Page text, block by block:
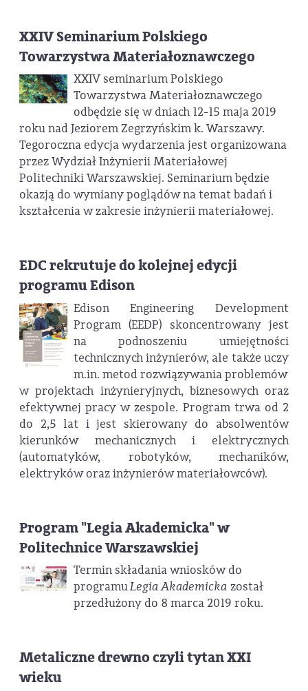
XXIV Seminarium Polskiego
Towarzystwa Materiałoznawczego
XXIV seminarium Polskiego
Towarzystwa Materiałoznawczego
odbędzie się w dniach 12-15 maja 2019
roku nad Jeziorem Zegrzyńskim k. Warszawy.
Tegoroczna edycja wydarzenia jest organizowana
przez Wydział Inżynierii Materiałowej
Politechniki Warszawskiej. Seminarium będzie
okazją do wymiany poglądów na temat badań i
kształcenia w zakresie inżynierii materiałowej.
EDC rekrutuje do kolejnej edycji
programu Edison
Edison Engineering Development
Program (EEDP) skoncentrowany jest
na podnoszeniu umiejętności
technicznych inżynierów, ale także uczy
m.in. metod rozwiązywania problemów
w projektach inżynieryjnych, biznesowych oraz
efektywnej pracy w zespole. Program trwa od 2
do 2,5 lat i jest skierowany do absolwentów
kierunków mechanicznych i elektrycznych
(automatyków, robotyków, mechaników,
elektryków oraz inżynierów materiałowców).
Program "Legia Akademicka" w
Politechnice Warszawskiej
Termin składania wniosków do
programuLegia Akademicka został
przedłużony do 8 marca 2019 roku.
Metaliczne drewno czyli tytan XXI
wieku